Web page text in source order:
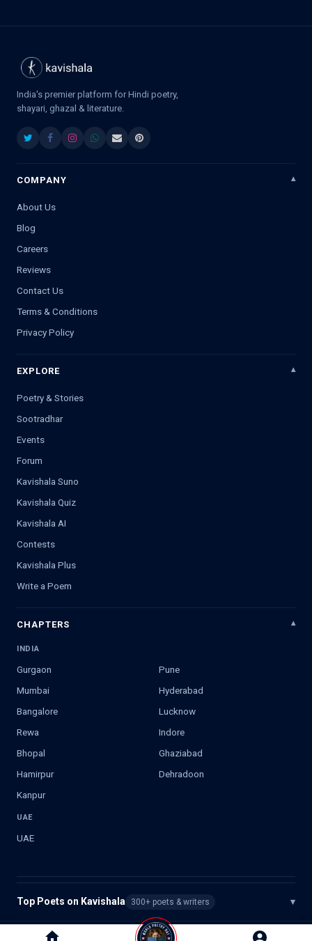
India's premier platform for Hindi poetry,
shayari, ghazal & literature.
COMPANY
About Us
Blog
Careers
Reviews
Contact Us
Terms & Conditions
Privacy Policy
EXPLORE
Poetry & Stories
Sootradhar
Events
Forum
Kavishala Suno
Kavishala Quiz
Kavishala AI
Contests
Kavishala Plus
Write a Poem
CHAPTERS
INDIA
Gurgaon
Pune
Mumbai
Hyderabad
Bangalore
Lucknow
Rewa
Indore
Bhopal
Ghaziabad
Hamirpur
Dehradoon
Kanpur
UAE
UAE
Top Poets on Kavishala 300+ poets & writers ▾